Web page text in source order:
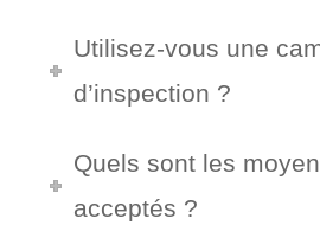
Utilisez-vous une
d’inspection ?
Quels sont les
acceptés ?